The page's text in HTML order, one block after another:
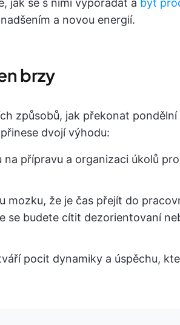
jak se s nimi vypořádat a být
a novou energií.
brzy
způsobů, jak překonat
dvojí výhodu:
na přípravu a organizaci úkolů
mozku, že je čas přejít do
se budete cítit dezorientovaní
pocit dynamiky a úspěchu,